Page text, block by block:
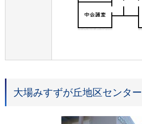
大場みすずが丘地区センター